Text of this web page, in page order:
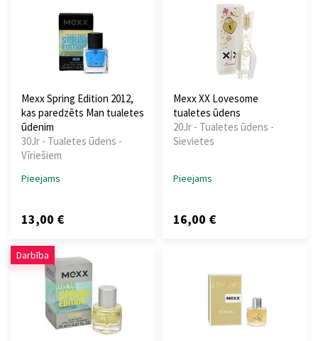
Mexx Spring Edition 2012,
kas paredzēts Man tualetes
ūdenim
30Jr - Tualetes ūdens -
Vīriešiem
Pieejams
13,00 €
Mexx XX Lovesome
tualetes ūdens
20Jr - Tualetes ūdens -
Sievietes
Pieejams
16,00 €
Darbība